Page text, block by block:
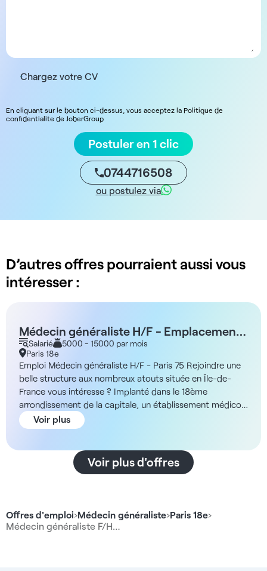
Offres d'emploi›Médecin généraliste›Paris 18e›
Médecin généraliste F/H…
Chargez votre CV
En cliquant sur le bouton ci-dessus, vous acceptez la Politique de
confidentialite de JoberGroup
Postuler en 1 clic
0744716508
ou postulez via
D’autres offres pourraient aussi vous
intéresser :
Médecin généraliste H/F - Emplacement
à potentiel - Parking ou Ligne 13 - Paris
75018
Salarié
5000 - 15000 par mois
Paris 18e
Emploi Médecin généraliste H/F - Paris 75 Rejoindre une
belle structure aux nombreux atouts située en Île-de-
France vous intéresse ? Implanté dans le 18ème
arrondissement de la capitale, un établissement médico-
dentaire recherche un médecin généraliste H/F pour
compléter ses effectifs. L'équipe du centre est déjà
de dentistes, permettant un partage de connaissances
conséquent. Les praticiens y partagent une déontologie
pluridisciplinaire est précédée d'une réputation solide de
par son ancienneté (fondée dans les années 60), et reste
forte d'une patientèle en croissance constante. Pour
Voir plus
Voir plus d'offres